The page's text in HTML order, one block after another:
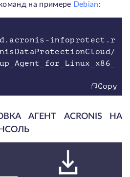
на примере Debian:
infoprotect.r
Copy
АГЕНТ ACRONIS НА